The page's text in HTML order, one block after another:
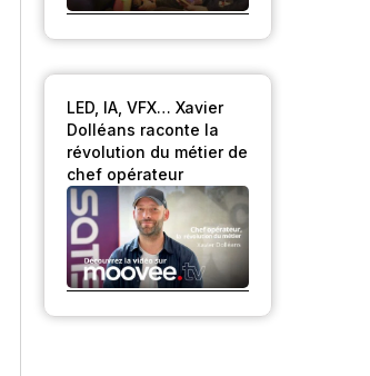
LED, IA, VFX… Xavier
Dolléans raconte la
révolution du métier de
chef opérateur